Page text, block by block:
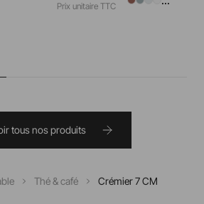
Prix unitaire TTC
tous nos produits
Thé & café Crémier 7 CM